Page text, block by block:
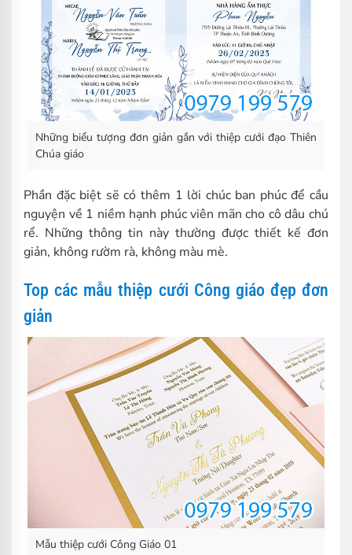
Những biểu tượng đơn giản gắn với thiệp cưới đạo Thiên
Chúa giáo
Phần đặc biệt sẽ có thêm 1 lời chúc ban phúc để cầu
nguyện về 1 niềm hạnh phúc viên mãn cho cô dâu chú
rể. Những thông tin này thường được thiết kế đơn
giản, không rườm rà, không màu mè.
Top các mẫu thiệp cưới Công giáo đẹp đơn
giản
Mẫu thiệp cưới Công Giáo 01